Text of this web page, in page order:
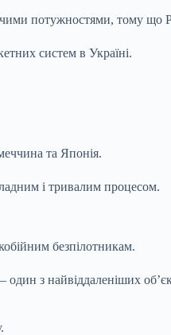
потужностями, тому що
систем в Україні.
та Японія.
і тривалим процесом.
безпілотникам.
з найвіддаленіших